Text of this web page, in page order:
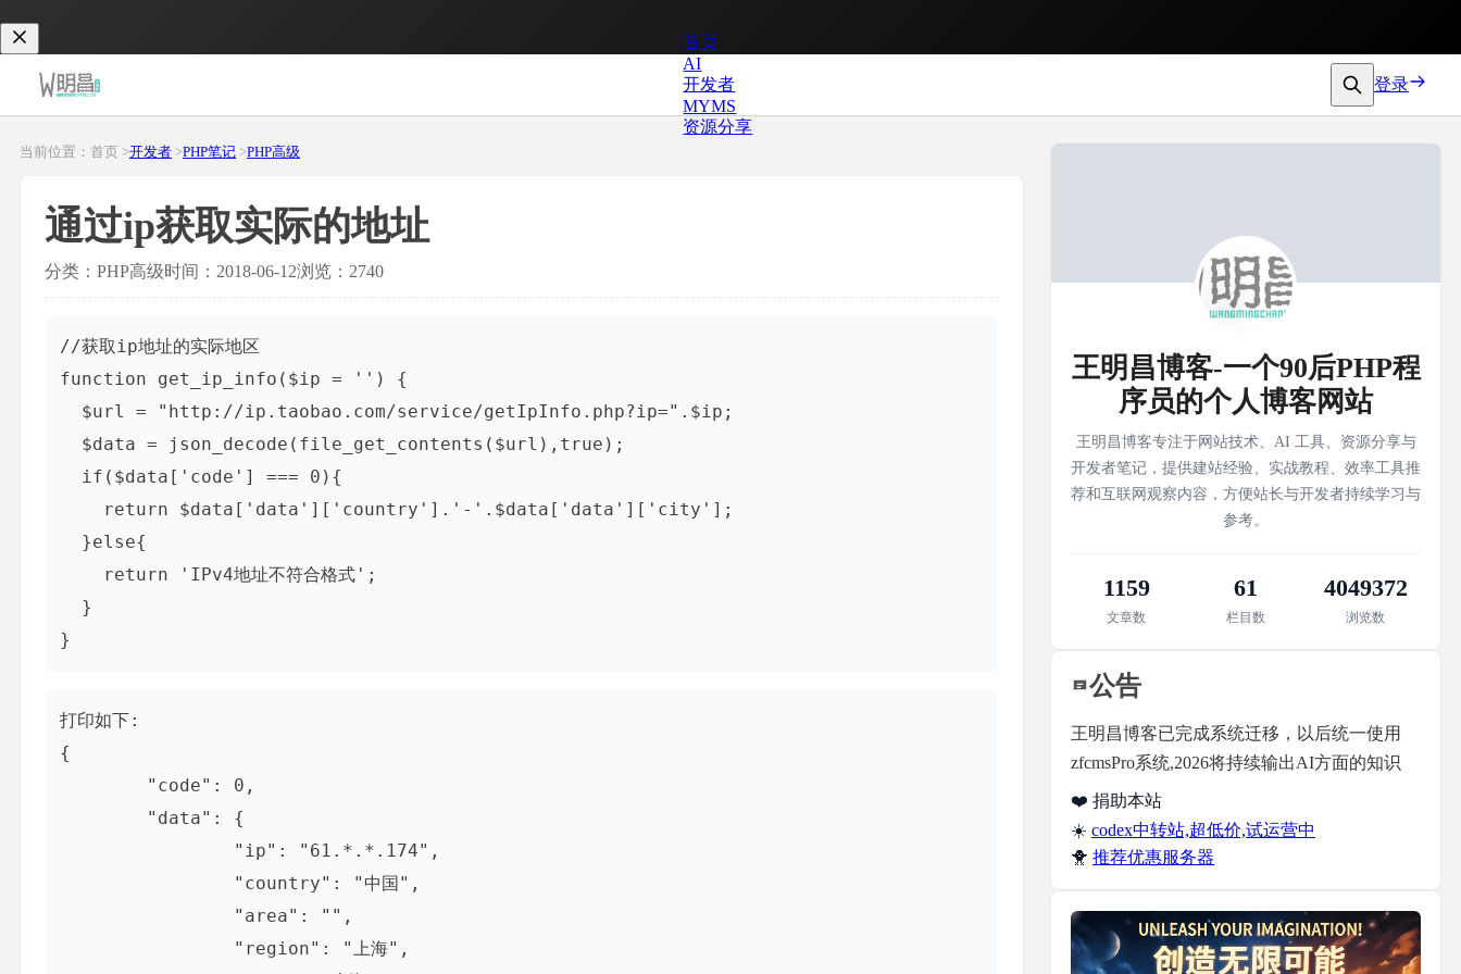
首页
AI
开发者
MYMS
资源分享
登录
当前位置：首页 >开发者 >PHP笔记 >PHP高级
通过ip获取实际的地址
分类：PHP高级时间：2018-06-12浏览：2740
//获取ip地址的实际地区
function get_ip_info($ip = '') {
$url = "http://ip.taobao.com/service/getIpInfo.php?ip=".$ip;
$data = json_decode(file_get_contents($url),true);
if($data['code'] === 0){
return $data['data']['country'].'-'.$data['data']['city'];
}else{
return 'IPv4地址不符合格式';
}
}
打印如下:
{
王明昌博客-一个90后PHP程
序员的个人博客网站
王明昌博客专注于网站技术、AI 工具、资源分享与
开发者笔记，提供建站经验、实战教程、效率工具推
荐和互联网观察内容，方便站长与开发者持续学习与
参考。
1159
文章数
61
栏目数
4049372
浏览数
公告
王明昌博客已完成系统迁移，以后统一使用
zfcmsPro系统,2026将持续输出AI方面的知识
❤️ 捐助本站
☀️ codex中转站,超低价,试运营中
🐥 推荐优惠服务器